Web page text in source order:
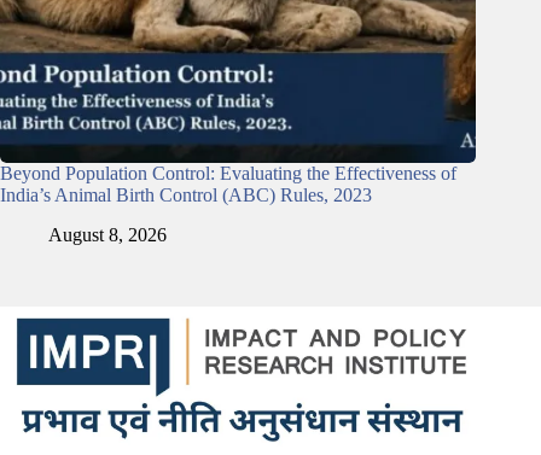
Beyond Population Control: Evaluating the Effectiveness of
India’s Animal Birth Control (ABC) Rules, 2023
August 8, 2026